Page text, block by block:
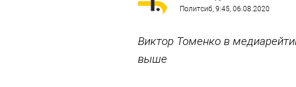
Политсиб, 9:45, 06.08.2020
Виктор Томенко в
выше